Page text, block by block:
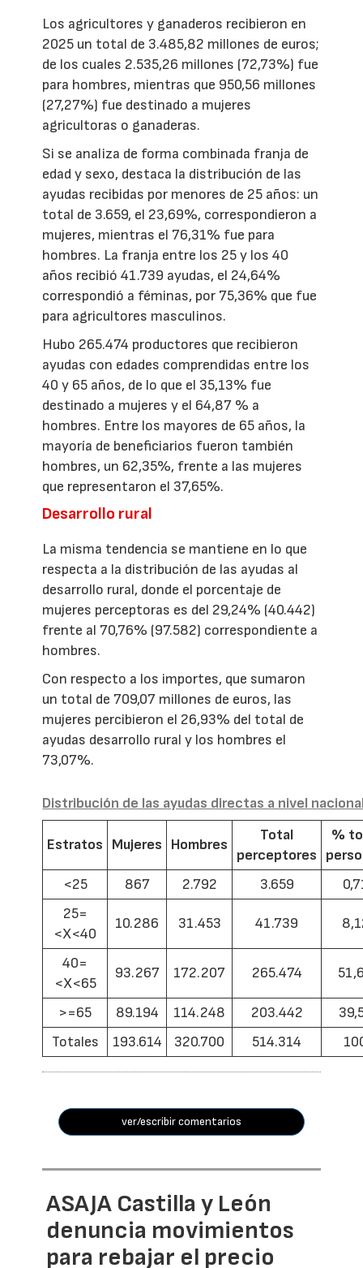
Los agricultores y ganaderos recibieron en
2025 un total de 3.485,82 millones de euros;
de los cuales 2.535,26 millones (72,73%) fue
para hombres, mientras que 950,56 millones
(27,27%) fue destinado a mujeres
agricultoras o ganaderas.
Si se analiza de forma combinada franja de
edad y sexo, destaca la distribución de las
ayudas recibidas por menores de 25 años: un
total de 3.659, el 23,69%, correspondieron a
mujeres, mientras el 76,31% fue para
hombres. La franja entre los 25 y los 40
años recibió 41.739 ayudas, el 24,64%
correspondió a féminas, por 75,36% que fue
para agricultores masculinos.
Hubo 265.474 productores que recibieron
ayudas con edades comprendidas entre los
40 y 65 años, de lo que el 35,13% fue
destinado a mujeres y el 64,87 % a
hombres. Entre los mayores de 65 años, la
mayoría de beneficiarios fueron también
hombres, un 62,35%, frente a las mujeres
que representaron el 37,65%.
Desarrollo rural
La misma tendencia se mantiene en lo que
respecta a la distribución de las ayudas al
desarrollo rural, donde el porcentaje de
mujeres perceptoras es del 29,24% (40.442)
frente al 70,76% (97.582) correspondiente a
hombres.
Con respecto a los importes, que sumaron
un total de 709,07 millones de euros, las
mujeres percibieron el 26,93% del total de
ayudas desarrollo rural y los hombres el
73,07%.
Distribución de las ayudas directas a nivel
Estratos Mujeres Hombres
Total
perceptores
%
<25
867 2.792 3.659
25=
<X<40
10.286 31.453 41.739
40=
<X<65
93.267 172.207 265.474
>=65 89.194 114.248 203.442
Totales
193.614 320.700 514.314
ver/escribir comentarios
ASAJA Castilla y León
denuncia movimientos
para rebajar el precio